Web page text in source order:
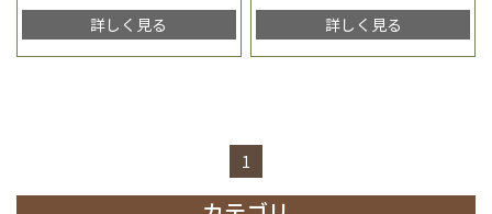
詳しく見る 詳しく見る
1